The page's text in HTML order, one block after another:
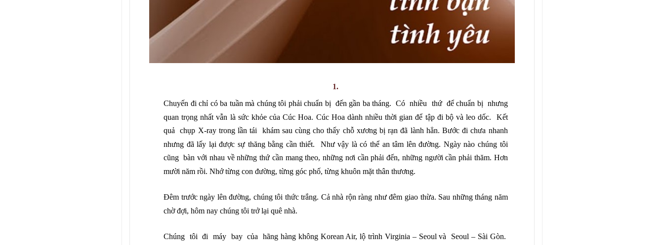
1.
Chuyến đi chỉ có ba tuần mà chúng tôi phải chuẩn bị đến gần ba tháng. Có nhiều thứ để chuẩn bị nhưng
quan trọng nhất vẫn là sức khỏe của Cúc Hoa. Cúc Hoa dành nhiều thời gian để tập đi bộ và leo dốc. Kết
quả chụp X-ray trong lần tái khám sau cùng cho thấy chỗ xương bị rạn đã lành hẳn. Bước đi chưa nhanh
nhưng đã lấy lại được sự thăng bằng cần thiết. Như vậy là có thể an tâm lên đường. Ngày nào chúng tôi
cũng bàn với nhau về những thứ cần mang theo, những nơi cần phải đến, những người cần phải thăm. Hơn
mười năm rồi. Nhớ từng con đường, từng góc phố, từng khuôn mặt thân thương.
Đêm trước ngày lên đường, chúng tôi thức trắng. Cả nhà rộn ràng như đêm giao thừa. Sau những tháng năm
chờ đợi, hôm nay chúng tôi trở lại quê nhà.
Chúng tôi đi máy bay của hãng hàng không Korean Air, lộ trình Virginia – Seoul và Seoul – Sài Gòn.